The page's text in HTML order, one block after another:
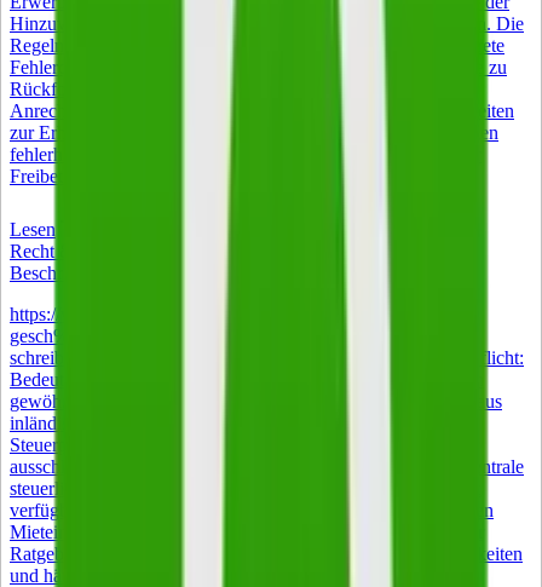
Hinzuverdienstgrenze wird vollständig vom ALG I abgezogen. Die
Regeln wirken auf den ersten Blick einfach, haben aber konkrete
Fehlerquellen bei Anrechnung, Meldepflichten und Steuer, die zu
Rückforderungen führen können. Dieser Guide erklärt die
Anrechnungsmechanik mit Beispielrechnung, zeigt Möglichkeiten
zur Erhöhung des Freibetrags und hilft beim Widerspruch gegen
fehlerhafte Bescheide. Die Kurzversion 165 Euro monatlicher
Freibetrag auf den Nebenverdienst bei ALG-I-Bezug.
Lesen
Recht & Steuern
Beschränkte Steuerpflicht: Bedeutung und Anwendung
https://www.istockphoto.com/de/foto/nahaufnahme-eines-
gesch%C3%A4ftsmanns-der-statistiken-und-grafiken-am-
schreibtisch-gm2211543779-628526355 Beschränkte Steuerpflicht:
Bedeutung und Anwendung Wer keinen Wohnsitz und keinen
gewöhnlichen Aufenthalt in Deutschland hat, aber Einkünfte aus
inländischen Quellen bezieht, unterliegt der beschränkten
Steuerpflicht nach § 1 Absatz 4 EStG. Besteuert wird dann
ausschließlich der im Inland erzielte Teil des Einkommens. Zentrale
steuerliche Entlastungen entfallen oder sind nur eingeschränkt
verfügbar. Betroffen sind vor allem Auswanderer mit deutschen
Mieteinnahmen und Rentner mit Wohnsitz im Ausland. Dieser
Ratgeber erläutert die Rechtsgrundlagen, Gestaltungsmöglichkeiten
und häufige Praxisfehler.